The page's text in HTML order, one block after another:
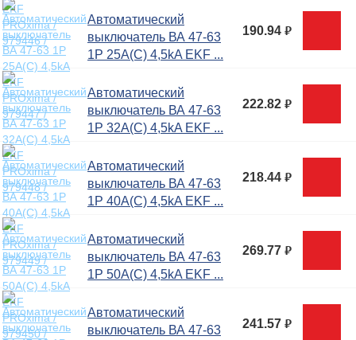
Автоматический
выключатель ВА 47-63
1P 25А(C) 4,5kA EKF ...
190.94руб.
Автоматический
выключатель ВА 47-63
1P 32А(C) 4,5kA EKF ...
222.82руб.
Автоматический
выключатель ВА 47-63
1P 40А(C) 4,5kA EKF ...
218.44руб.
Автоматический
выключатель ВА 47-63
1P 50А(C) 4,5kA EKF ...
269.77руб.
Автоматический
выключатель ВА 47-63
241.57руб.